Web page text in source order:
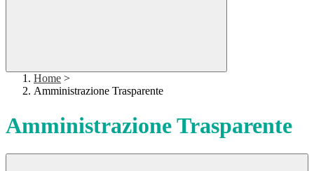
Home >
Amministrazione Trasparente
Amministrazione Trasparente